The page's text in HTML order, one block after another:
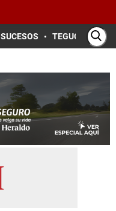
SUCESOS TEGUCIGALPA